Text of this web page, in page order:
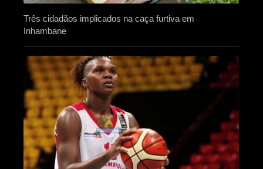
Três cidadãos implicados na caça furtiva em
Inhambane